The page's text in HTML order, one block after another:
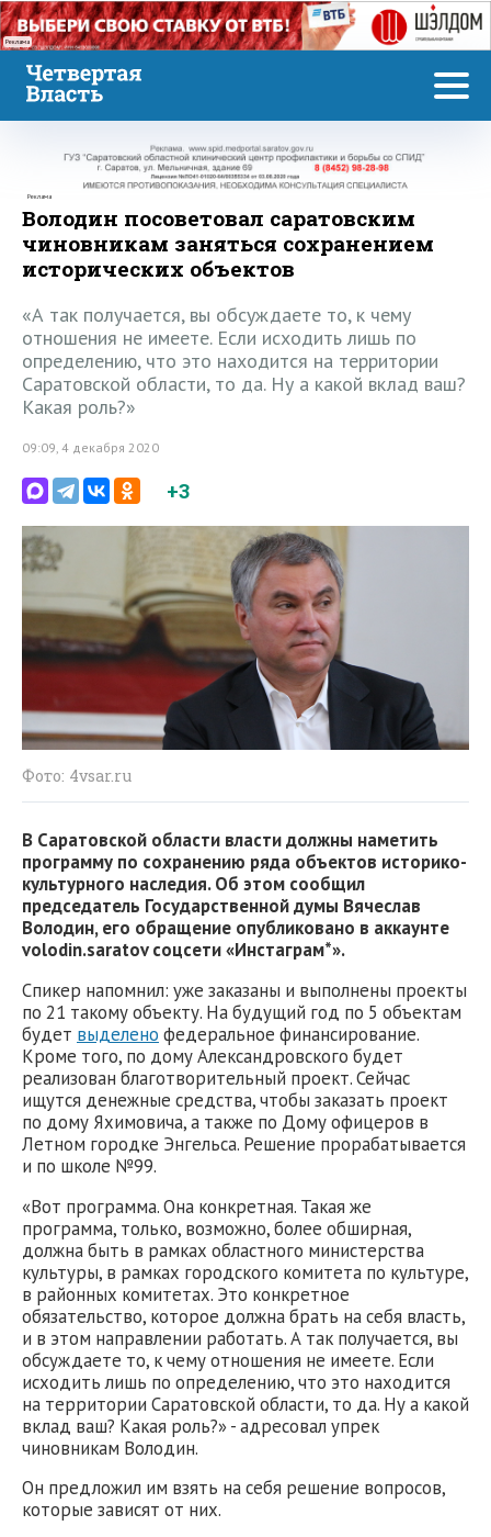
Реклама
Реклама
Володин посоветовал саратовским
чиновникам заняться сохранением
исторических объектов
«А так получается, вы обсуждаете то, к чему
отношения не имеете. Если исходить лишь по
определению, что это находится на территории
Саратовской области, то да. Ну а какой вклад ваш?
Какая роль?»
09:09, 4 декабря 2020
+3
Фото: 4vsar.ru
В Саратовской области власти должны наметить
программу по сохранению ряда объектов историко-
культурного наследия. Об этом сообщил
председатель Государственной думы Вячеслав
Володин, его обращение опубликовано в аккаунте
volodin.saratov соцсети «Инстаграм*».
Спикер напомнил: уже заказаны и выполнены проекты
по 21 такому объекту. На будущий год по 5 объектам
будет выделено федеральное финансирование.
Кроме того, по дому Александровского будет
реализован благотворительный проект. Сейчас
ищутся денежные средства, чтобы заказать проект
по дому Яхимовича, а также по Дому офицеров в
Летном городке Энгельса. Решение прорабатывается
и по школе №99.
«Вот программа. Она конкретная. Такая же
программа, только, возможно, более обширная,
должна быть в рамках областного министерства
культуры, в рамках городского комитета по культуре,
в районных комитетах. Это конкретное
обязательство, которое должна брать на себя власть,
и в этом направлении работать. А так получается, вы
обсуждаете то, к чему отношения не имеете. Если
исходить лишь по определению, что это находится
на территории Саратовской области, то да. Ну а какой
вклад ваш? Какая роль?» - адресовал упрек
чиновникам Володин.
Он предложил им взять на себя решение вопросов,
которые зависят от них.